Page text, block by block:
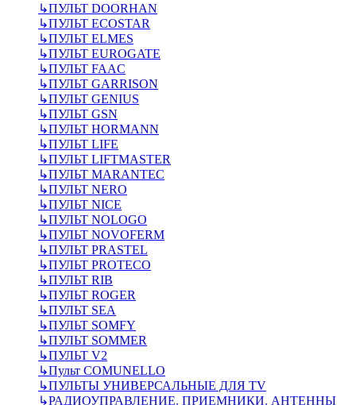
↳ПУЛЬТ DOORHAN
↳ПУЛЬТ ECOSTAR
↳ПУЛЬТ ELMES
↳ПУЛЬТ EUROGATE
↳ПУЛЬТ FAAC
↳ПУЛЬТ GARRISON
↳ПУЛЬТ GENIUS
↳ПУЛЬТ GSN
↳ПУЛЬТ HORMANN
↳ПУЛЬТ LIFE
↳ПУЛЬТ LIFTMASTER
↳ПУЛЬТ MARANTEC
↳ПУЛЬТ NERO
↳ПУЛЬТ NICE
↳ПУЛЬТ NOLOGO
↳ПУЛЬТ NOVOFERM
↳ПУЛЬТ PRASTEL
↳ПУЛЬТ PROTECO
↳ПУЛЬТ RIB
↳ПУЛЬТ ROGER
↳ПУЛЬТ SEA
↳ПУЛЬТ SOMFY
↳ПУЛЬТ SOMMER
↳ПУЛЬТ V2
↳Пульт СOMUNELLO
↳ПУЛЬТЫ УНИВЕРСАЛЬНЫЕ ДЛЯ TV
↳РАДИОУПРАВЛЕНИЕ. ПРИЕМНИКИ. АНТЕННЫ